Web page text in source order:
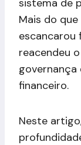
Mais do
escancarou
reacendeu
financeiro.
Neste